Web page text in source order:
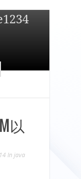
語
以
In java